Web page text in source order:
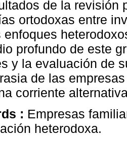
de la revisión
ortodoxas entre
enfoques
profundo de este
y la evaluación de
de las
corriente
: Empresas
heterodoxa.